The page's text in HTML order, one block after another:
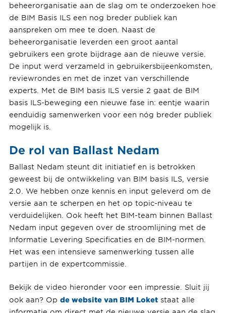
beheerorganisatie aan de slag om te onderzoeken hoe
de BIM Basis ILS een nog breder publiek kan
aanspreken om mee te doen. Naast de
beheerorganisatie leverden een groot aantal
gebruikers een grote bijdrage aan de nieuwe versie.
De input werd verzameld in gebruikersbijeenkomsten,
reviewrondes en met de inzet van verschillende
experts. Met de BIM basis ILS versie 2 gaat de BIM
basis ILS-beweging een nieuwe fase in: eentje waarin
eenduidig samenwerken voor een nóg breder publiek
mogelijk is.
De rol van Ballast Nedam
Ballast Nedam steunt dit initiatief en is betrokken
geweest bij de ontwikkeling van BIM basis ILS, versie
2.0. We hebben onze kennis en input geleverd om de
versie aan te scherpen en het op topic-niveau te
verduidelijken. Ook heeft het BIM-team binnen Ballast
Nedam input gegeven over de stroomlijning met de
Informatie Levering Specificaties en de BIM-normen.
Het was een intensieve samenwerking tussen alle
partijen in de expertcommissie.
Bekijk de video hieronder voor een impressie. Sluit jij
ook aan? Op de website van BIM Loketstaat alle